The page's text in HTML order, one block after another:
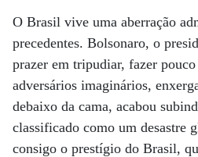
O Brasil vive uma aberração
precedentes. Bolsonaro, o
prazer em tripudiar, fazer
adversários imaginários,
debaixo da cama, acabou
classificado como um desastre
consigo o prestígio do Brasil,